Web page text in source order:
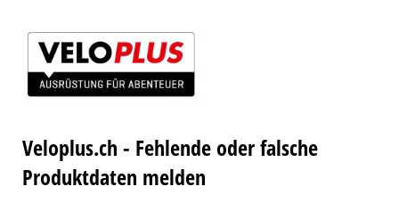
Veloplus.ch - Fehlende oder falsche
Produktdaten melden